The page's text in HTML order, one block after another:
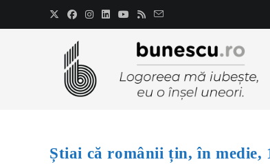
Știai că românii țin, în medie,